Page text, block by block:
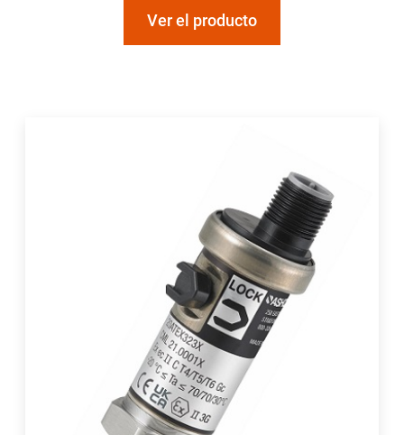
Ver el producto